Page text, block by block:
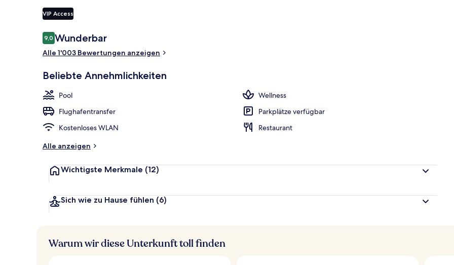
VIP Access
Bewertungen
9,09,0 von 10.
Wunderbar
Alle 1'003 Bewertungen anzeigen
Beliebte Annehmlichkeiten
Pool
Wellness
Flughafentransfer
Parkplätze verfügbar
Kostenloses WLAN
Restaurant
Alle anzeigen
Wichtigste Merkmale (12)
Sich wie zu Hause fühlen (6)
Warum wir diese Unterkunft toll finden